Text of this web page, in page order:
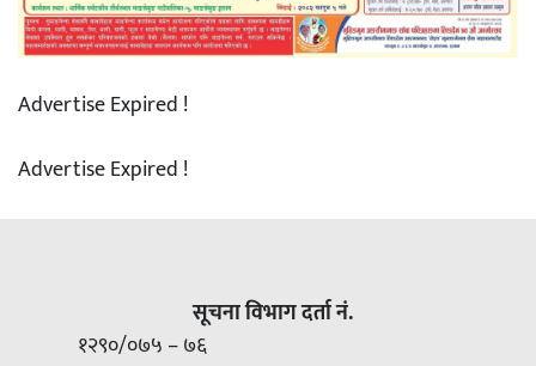
Advertise Expired !
Advertise Expired !
सूचना विभाग दर्ता नं.
१२९०/०७५ – ७६